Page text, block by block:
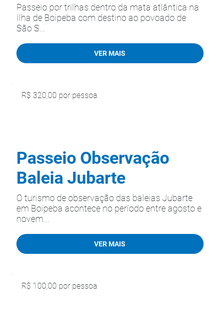
Passeio por trilhas dentro da mata atlântica na
Ilha de Boipeba com destino ao povoado de
São S...
VER MAIS
O turismo de observação das baleias Jubarte
em Boipeba acontece no período entre agosto e
novem...
Passeio Observação
Baleia Jubarte
VER MAIS
R$ 320,00 por pessoa
R$ 100,00 por pessoa